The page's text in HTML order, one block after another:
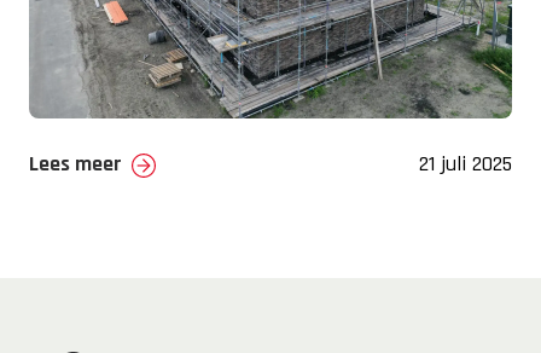
Lees meer 21 juli 2025